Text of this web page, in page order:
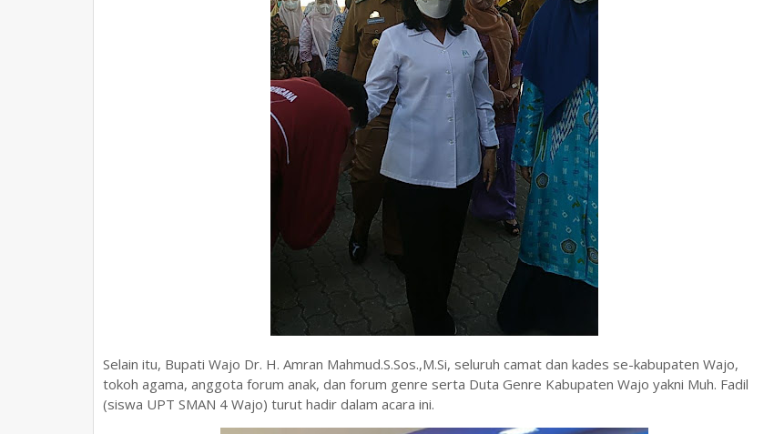
Selain itu, Bupati Wajo Dr. H. Amran Mahmud.S.Sos.,M.Si, seluruh camat dan kades se-kabupaten Wajo,
tokoh agama, anggota forum anak, dan forum genre serta Duta Genre Kabupaten Wajo yakni Muh. Fadil
(siswa UPT SMAN 4 Wajo) turut hadir dalam acara ini.